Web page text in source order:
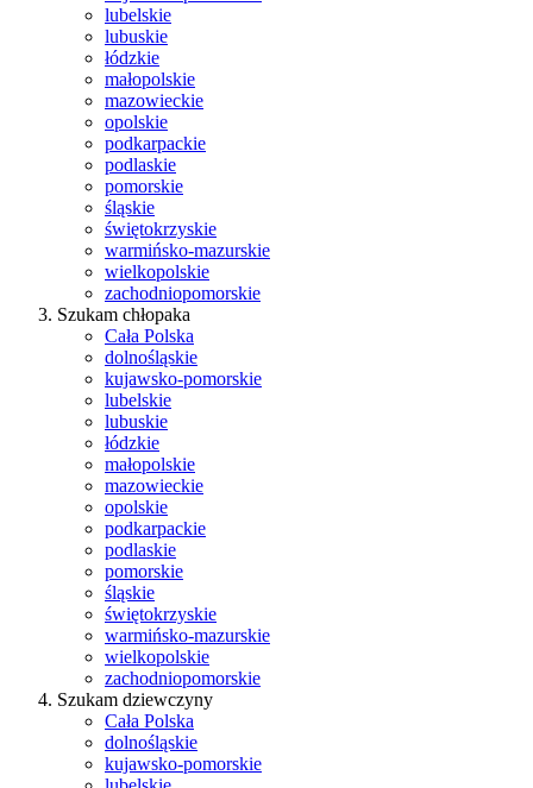
lubelskie
lubuskie
łódzkie
małopolskie
mazowieckie
opolskie
podkarpackie
podlaskie
pomorskie
śląskie
świętokrzyskie
warmińsko-mazurskie
wielkopolskie
zachodniopomorskie
Szukam chłopaka
Cała Polska
dolnośląskie
kujawsko-pomorskie
lubelskie
lubuskie
łódzkie
małopolskie
mazowieckie
opolskie
podkarpackie
podlaskie
pomorskie
śląskie
świętokrzyskie
warmińsko-mazurskie
wielkopolskie
zachodniopomorskie
Szukam dziewczyny
Cała Polska
dolnośląskie
kujawsko-pomorskie